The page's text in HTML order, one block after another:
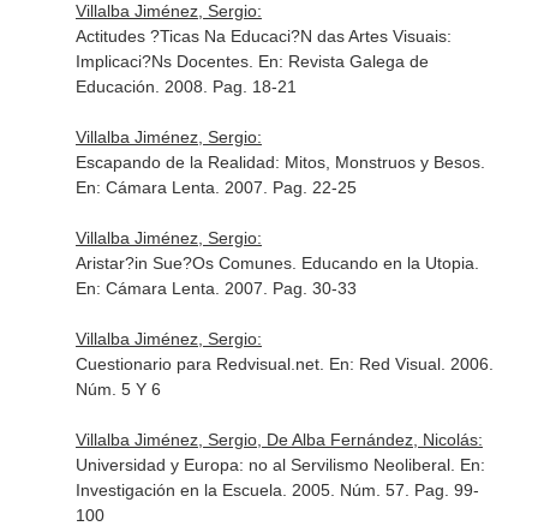
Villalba Jiménez, Sergio:
Actitudes ?Ticas Na Educaci?N das Artes Visuais:
Implicaci?Ns Docentes. En: Revista Galega de
Educación . 2008. Pag. 18-21
Villalba Jiménez, Sergio:
Escapando de la Realidad: Mitos, Monstruos y Besos.
En: Cámara Lenta . 2007. Pag. 22-25
Villalba Jiménez, Sergio:
Aristar?in Sue?Os Comunes. Educando en la Utopia.
En: Cámara Lenta . 2007. Pag. 30-33
Villalba Jiménez, Sergio:
Cuestionario para Redvisual.net. En: Red Visual. 2006.
Núm. 5 Y 6
Villalba Jiménez, Sergio, De Alba Fernández, Nicolás:
Universidad y Europa: no al Servilismo Neoliberal. En:
Investigación en la Escuela . 2005. Núm. 57. Pag. 99-
100